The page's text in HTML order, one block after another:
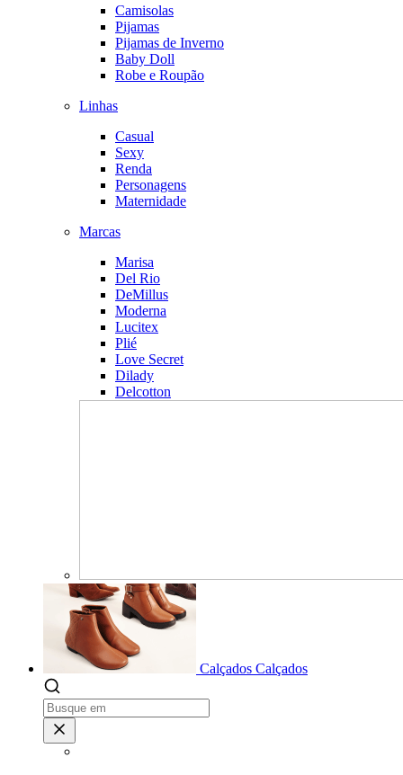
Camisolas
Pijamas
Pijamas de Inverno
Baby Doll
Robe e Roupão
Linhas
Casual
Sexy
Renda
Personagens
Maternidade
Marcas
Marisa
Del Rio
DeMillus
Moderna
Lucitex
Plié
Love Secret
Dilady
Delcotton
Calçados Calçados